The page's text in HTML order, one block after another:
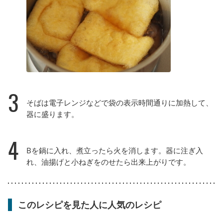
3
そばは電子レンジなどで袋の表示時間通りに加熱して、
器に盛ります。
4
Bを鍋に入れ、煮立ったら火を消します。器に注ぎ入
れ、油揚げと小ねぎをのせたら出来上がりです。
このレシピを見た人に人気のレシピ